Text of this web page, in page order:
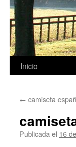
Saltar
contenido
Inicio
← camiseta
Publicada el 16